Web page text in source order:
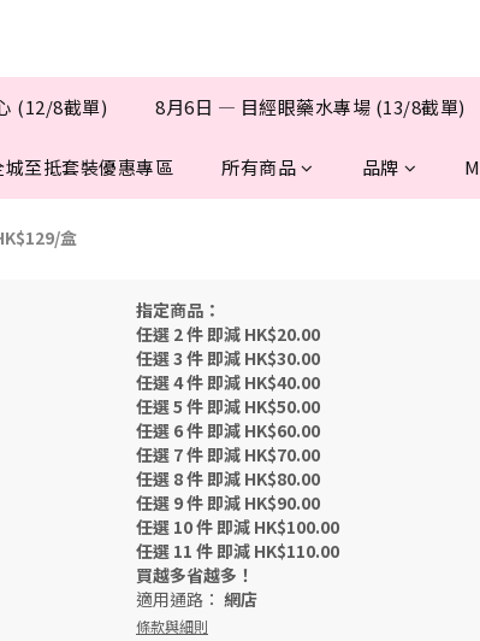
(12/8截單) 8月6日 — 目經眼藥水專場 (13/8截單)
城至抵套裝優惠專區 所有商品 品牌
盒
指定商品：
任選 2 件 即減 HK$20.00
任選 3 件 即減 HK$30.00
任選 4 件 即減 HK$40.00
任選 5 件 即減 HK$50.00
任選 6 件 即減 HK$60.00
任選 7 件 即減 HK$70.00
任選 8 件 即減 HK$80.00
任選 9 件 即減 HK$90.00
任選 10 件 即減 HK$100.00
任選 11 件 即減 HK$110.00
買越多省越多！
適用通路： 網店
條款與細則